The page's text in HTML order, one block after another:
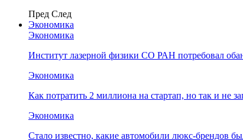
Пред След
Экономика
Экономика
Институт лазерной физики СО РАН потребовал
Экономика
Как потратить 2 миллиона на стартап, но так и не
Экономика
Стало известно, какие автомобили люкс-брендов